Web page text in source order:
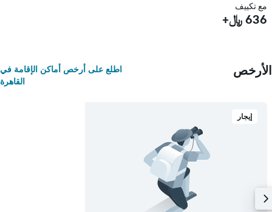
مع تكييف
636 ﷼+
الأرخص
اطلع على أرخص أماكن الإقامة في
القاهرة
إيجار